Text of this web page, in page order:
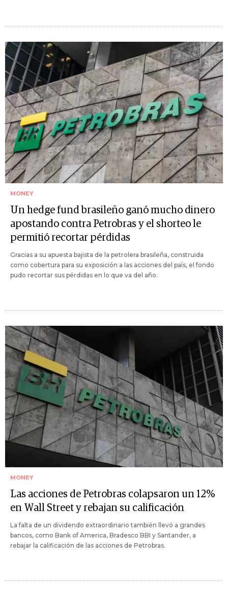
MONEY
Un hedge fund brasileño ganó mucho dinero
apostando contra Petrobras y el shorteo le
permitió recortar pérdidas
Gracias a su apuesta bajista de la petrolera brasileña, construida
como cobertura para su exposición a las acciones del país, el fondo
pudo recortar sus pérdidas en lo que va del año.
MONEY
Las acciones de Petrobras colapsaron un 12%
en Wall Street y rebajan su calificación
La falta de un dividendo extraordinario también llevó a grandes
bancos, como Bank of America, Bradesco BBI y Santander, a
rebajar la calificación de las acciones de Petrobras.